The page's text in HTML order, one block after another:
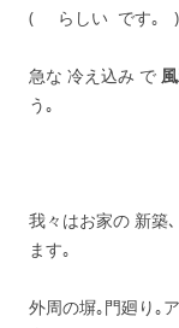
( らしい です｡ )
急な 冷え込み で
う｡
我々はお家の 新築
ます｡
外周の塀｡門廻り｡